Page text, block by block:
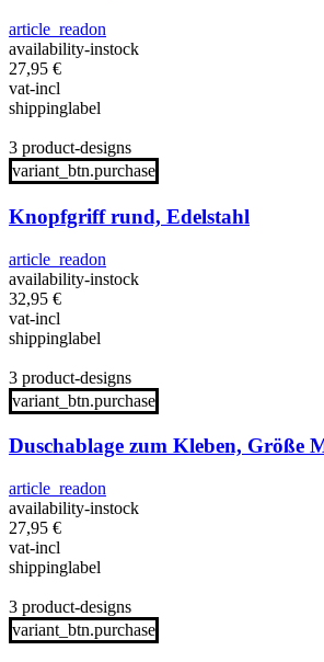
article_readon
availability-instock
27,95 €
vat-incl
shippinglabel
3 product-designs
variant_btn.purchase
Knopfgriff rund, Edelstahl
article_readon
availability-instock
32,95 €
vat-incl
shippinglabel
3 product-designs
variant_btn.purchase
Duschablage zum Kleben, Größe
article_readon
availability-instock
27,95 €
vat-incl
shippinglabel
3 product-designs
variant_btn.purchase